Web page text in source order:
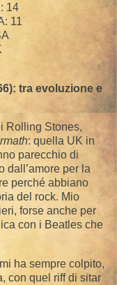
14
11
tra evoluzione e
Rolling Stones,
: quella UK in
parecchio di
dall’amore per la
perché abbiano
del rock. Mio
forse anche per
con i Beatles che
ha sempre colpito,
con quel riff di sitar